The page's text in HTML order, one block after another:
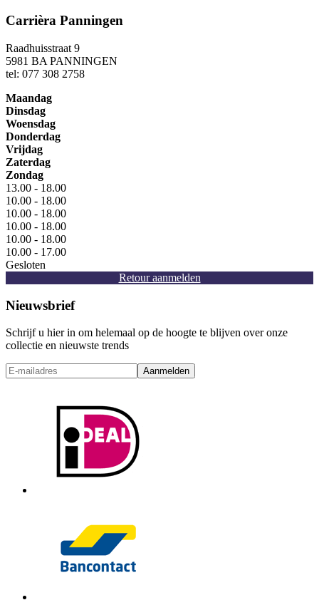
Carrièra Panningen
Raadhuisstraat 9
5981 BA PANNINGEN
tel: 077 308 2758
Maandag
Dinsdag
Woensdag
Donderdag
Vrijdag
Zaterdag
Zondag
13.00 - 18.00
10.00 - 18.00
10.00 - 18.00
10.00 - 18.00
10.00 - 18.00
10.00 - 17.00
Gesloten
Retour aanmelden
Nieuwsbrief
Schrijf u hier in om helemaal op de hoogte te blijven over onze
collectie en nieuwste trends
Aanmelden